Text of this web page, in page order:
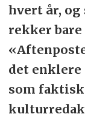
hvert år,
rekker bare
det enklere
som